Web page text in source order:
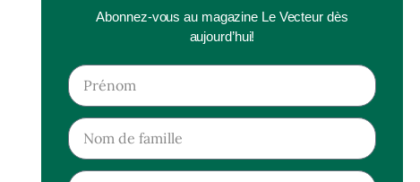
Abonnez-vous au magazine Le Vecteur dès
aujourd’hui!